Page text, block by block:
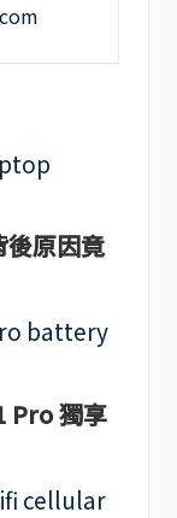
原因竟
Pro 獨享